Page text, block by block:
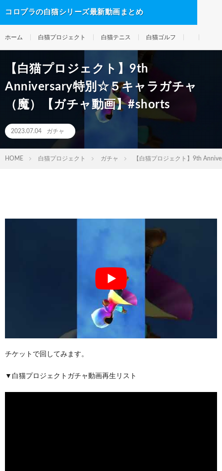
コロプラの白猫シリーズ最新動画まとめ
ホーム 白猫プロジェクト 白猫テニス 白猫ゴルフ
【白猫プロジェクト】9th
Anniversary特別☆５キャラガチャ
（魔）【ガチャ動画】#shorts
2023.07.04 ガチャ
HOME 白猫プロジェクト ガチャ 【白猫プロジェクト】9th
チケットで回してみます。
▼白猫プロジェクトガチャ動画再生リスト